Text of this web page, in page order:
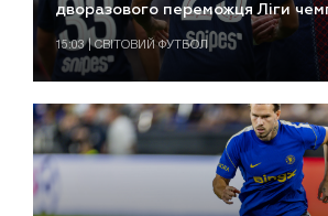
дворазового переможця Ліги
15:03 | СВІТОВИЙ ФУТБОЛ